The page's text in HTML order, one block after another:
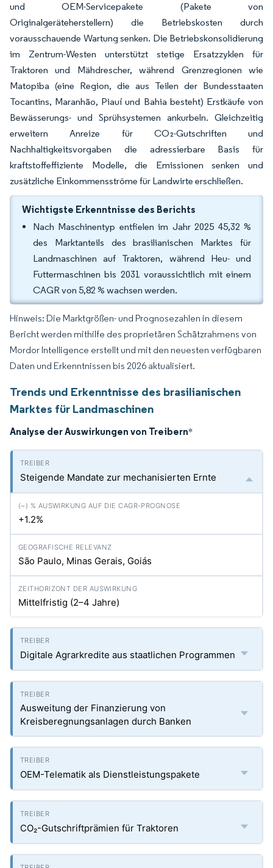
und OEM-Servicepakete (Pakete von
Originalgeräteherstellern) die Betriebskosten durch
vorausschauende Wartung senken. Die Betriebskonsolidierung
im Zentrum-Westen unterstützt stetige Ersatzzyklen für
Traktoren und Mähdrescher, während Grenzregionen wie
Matopiba (eine Region, die aus Teilen der Bundesstaaten
Tocantins, Maranhão, Piauí und Bahia besteht) Erstkäufe von
Bewässerungs- und Sprühsystemen ankurbeln. Gleichzeitig
erweitern Anreize für CO₂-Gutschriften und
Nachhaltigkeitsvorgaben die adressierbare Basis für
kraftstoffeffiziente Modelle, die Emissionen senken und
zusätzliche Einkommensströme für Landwirte erschließen.
Wichtigste Erkenntnisse des Berichts
Nach Maschinentyp entfielen im Jahr 2025 45,32 %
des Marktanteils des brasilianischen Marktes für
Landmaschinen auf Traktoren, während Heu- und
Futtermaschinen bis 2031 voraussichtlich mit einem
CAGR von 5,82 % wachsen werden.
Hinweis: Die Marktgrößen- und Prognosezahlen in diesem
Bericht werden mithilfe des proprietären Schätzrahmens von
Mordor Intelligence erstellt und mit den neuesten verfügbaren
Daten und Erkenntnissen bis 2026 aktualisiert.
Trends und Erkenntnisse des brasilianischen
Marktes für Landmaschinen
Analyse der Auswirkungen von Treibern*
Steigende Mandate zur mechanisierten Ernte
+1.2%
São Paulo, Minas Gerais, Goiás
Mittelfristig (2–4 Jahre)
Digitale Agrarkredite aus staatlichen Programmen
Ausweitung der Finanzierung von
Kreisberegnungsanlagen durch Banken
OEM-Telematik als Dienstleistungspakete
CO₂-Gutschriftprämien für Traktoren